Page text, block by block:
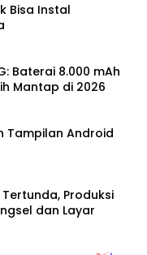
Bisa Instal
Baterai 8.000 mAh
Mantap di 2026
Tampilan Android
Produksi
dan Layar